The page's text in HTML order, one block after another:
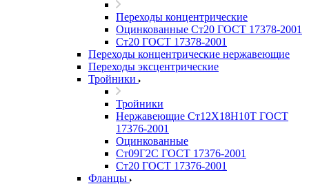
Переходы концентрические
Оцинкованные Ст20 ГОСТ 17378-2001
Ст20 ГОСТ 17378-2001
Переходы концентрические нержавеющие
Переходы эксцентрические
Тройники
Тройники
Нержавеющие Ст12Х18Н10Т ГОСТ
17376-2001
Оцинкованные
Ст09Г2С ГОСТ 17376-2001
Ст20 ГОСТ 17376-2001
Фланцы